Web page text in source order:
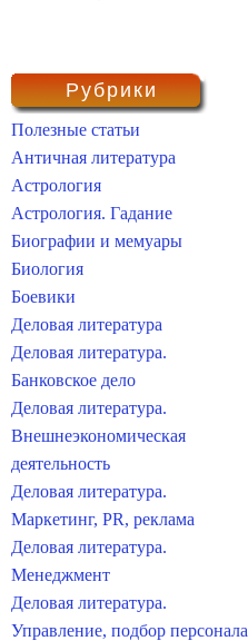
Рубрики
Полезные статьи
Античная литература
Астрология
Астрология. Гадание
Биографии и мемуары
Биология
Боевики
Деловая литература
Деловая литература.
Банковское дело
Деловая литература.
Внешнеэкономическая
деятельность
Деловая литература.
Маркетинг, PR, реклама
Деловая литература.
Менеджмент
Деловая литература.
Управление, подбор персонала